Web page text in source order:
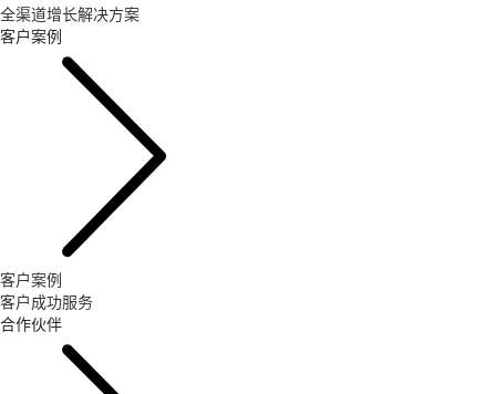
全渠道增长解决方案
客户案例
客户案例
客户成功服务
合作伙伴